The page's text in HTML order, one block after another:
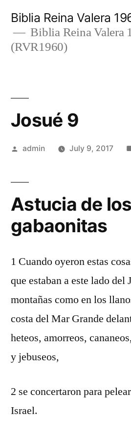
content
Biblia Reina Valera
Biblia Reina Valera
(RVR1960)
Josué 9
Posted
admin July 9, 2017
Astucia de los
gabaonitas
1 Cuando oyeron estas
que estaban a este lado del
montañas como en los
costa del Mar Grande
heteos, amorreos,
y jebuseos,
2 se concertaron para
Israel.